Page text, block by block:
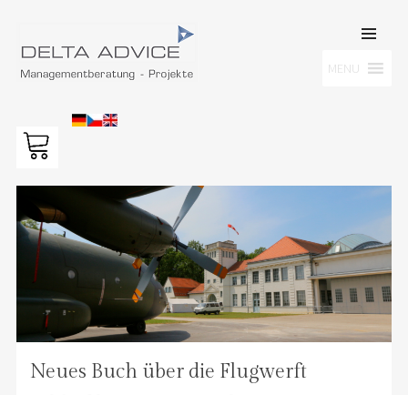
CONTENT
MENU
Neues Buch über die Flugwerft